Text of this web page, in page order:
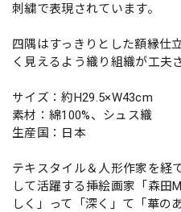
刺繍で表現されています。
四隅はすっきりとした額縁仕
く見えるよう織り組織が工夫
サイズ：約H29.5×W43cm
素材：綿100%、シュス織
生産国：日本
テキスタイル＆人形作家を経
して活躍する挿絵画家「森田
しく」って「深く」て「華の